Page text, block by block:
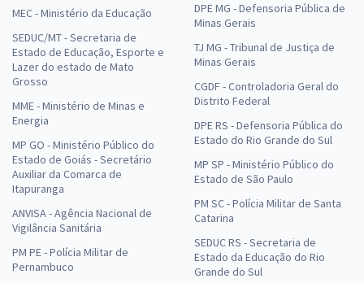
MEC - Ministério da Educação
SEDUC/MT - Secretaria de
Estado de Educação, Esporte e
Lazer do estado de Mato
Grosso
MME - Ministério de Minas e
Energia
MP GO - Ministério Público do
Estado de Goiás - Secretário
Auxiliar da Comarca de
Itapuranga
ANVISA - Agência Nacional de
Vigilância Sanitária
PM PE - Polícia Militar de
Pernambuco
DPE MG - Defensoria Pública de
Minas Gerais
TJ MG - Tribunal de Justiça de
Minas Gerais
CGDF - Controladoria Geral do
Distrito Federal
DPE RS - Defensoria Pública do
Estado do Rio Grande do Sul
MP SP - Ministério Público do
Estado de São Paulo
PM SC - Polícia Militar de Santa
Catarina
SEDUC RS - Secretaria de
Estado da Educação do Rio
Grande do Sul